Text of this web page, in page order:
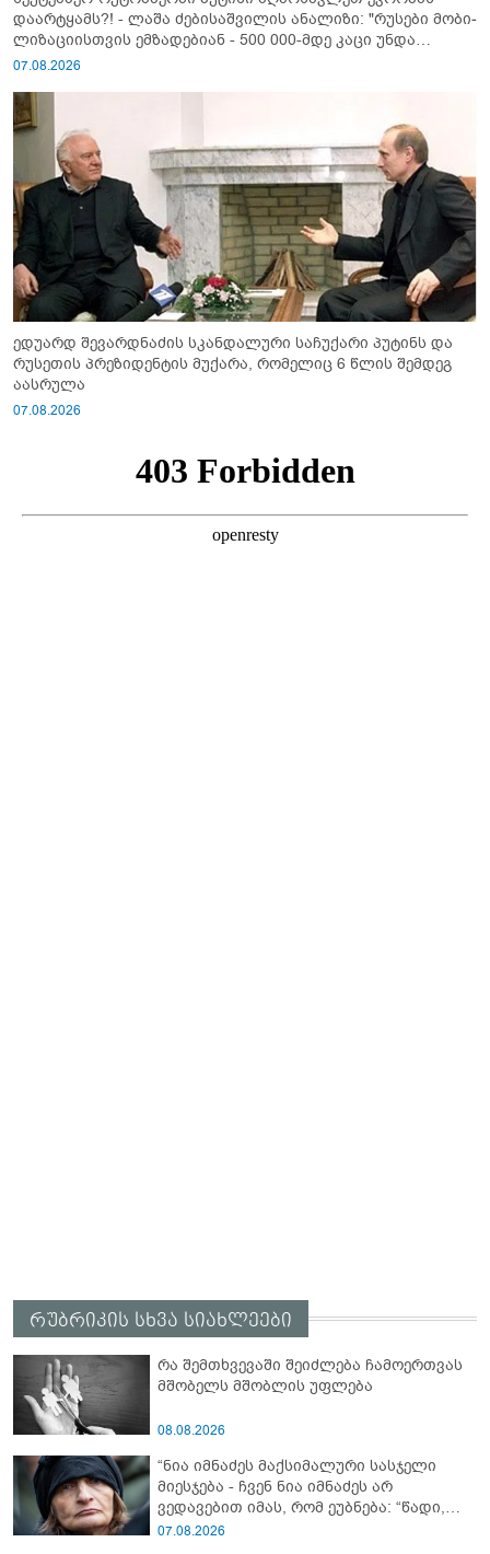
დაარტყამს?! - ლაშა ძებისაშვილის ანალიზი: "რუსები მობი­
ლიზაციისთვის ემზადებიან - 500 000-მდე კაცი უნდა
გაიწვიონ ომში"
07.08.2026
ედუარდ შევარდნაძის სკანდალური საჩუქარი პუტინს და
რუსეთის პრეზიდენტის მუქარა, რომელიც 6 წლის შემდეგ
აასრულა
07.08.2026
რუბრიკის სხვა სიახლეები
რა შემთხვევაში შეიძლება ჩამოერთვას
მშობელს მშობლის უფლება
08.08.2026
“ნია იმნაძეს მაქსიმალური სასჯელი
მიესჯება - ჩვენ ნია იმნაძეს არ
ვედავებით იმას, რომ ეუბნება: “წადი,
მოკალი“, ეს დაკვეთაა, ჩვენ ვამბობთ,
07.08.2026